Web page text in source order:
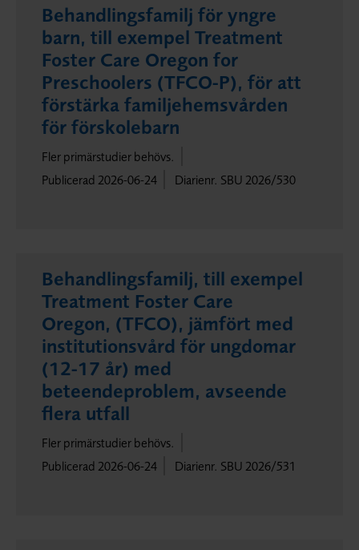
Behandlingsfamilj för yngre
barn, till exempel Treatment
Foster Care Oregon for
Preschoolers (TFCO-P), för att
förstärka familjehemsvården
för förskolebarn
Fler primärstudier behövs.
Publicerad 2026-06-24
Diarienr. SBU 2026/530
Behandlingsfamilj, till exempel
Treatment Foster Care
Oregon, (TFCO), jämfört med
institutionsvård för ungdomar
(12-17 år) med
beteendeproblem, avseende
flera utfall
Fler primärstudier behövs.
Publicerad 2026-06-24
Diarienr. SBU 2026/531